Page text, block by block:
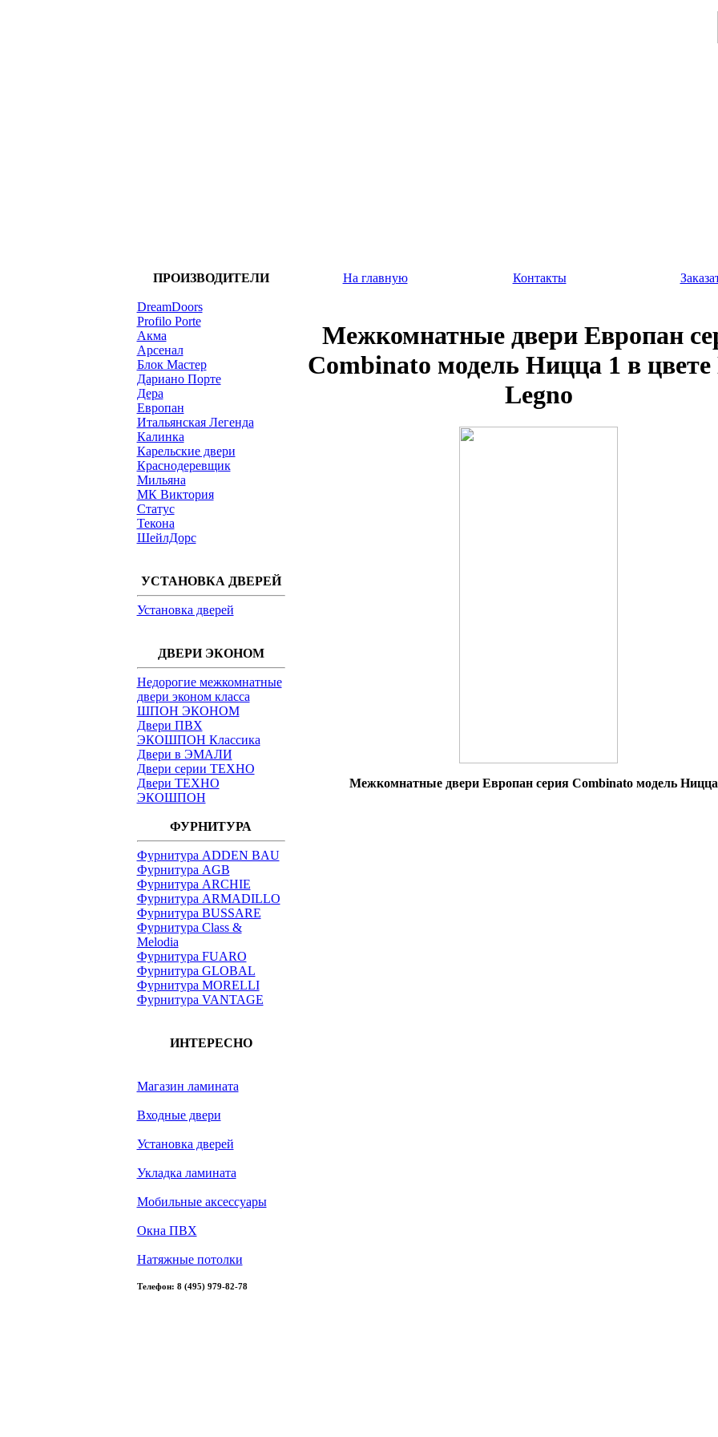
ПРОИЗВОДИТЕЛИ
DreamDoors
Profilo Porte
Акма
Арсенал
Блок Мастер
Дариано Порте
Дера
Европан
Итальянская Легенда
Калинка
Карельские двери
Краснодеревщик
Мильяна
МК Виктория
Статус
Текона
ШейлДорс
УСТАНОВКА ДВЕРЕЙ
Установка дверей
ДВЕРИ ЭКОНОМ
Недорогие межкомнатные
двери эконом класса
ШПОН ЭКОНОМ
Двери ПВХ
ЭКОШПОН Классика
Двери в ЭМАЛИ
Двери серии ТЕХНО
Двери ТЕХНО
ЭКОШПОН
ФУРНИТУРА
Фурнитура ADDEN BAU
Фурнитура AGB
Фурнитура ARCHIE
Фурнитура ARMADILLO
Фурнитура BUSSARE
Фурнитура Class &
Melodia
Фурнитура FUARO
Фурнитура GLOBAL
Фурнитура MORELLI
Фурнитура VANTAGE
ИНТЕРЕСНО
Магазин ламината
Входные двери
Установка дверей
Укладка ламината
Мобильные аксессуары
Окна ПВХ
Натяжные потолки
Телефон: 8 (495) 979-82-78
На главную Контакты
Межкомнатные двери Европан
Combinato модель Ницца 1 в цвете
Legno
Межкомнатные двери Европан серия Combinato модель